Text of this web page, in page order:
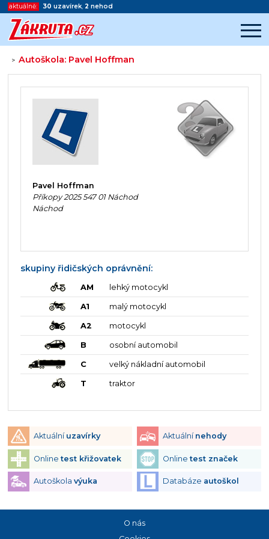
aktuálně: 30 uzavírek, 2 nehod
>Autoškola: Pavel Hoffman
Začátek reklamy
Konec reklamy
Pavel Hoffman
Příkopy 2025 547 01 Náchod
Náchod
skupiny řidičských oprávnění:
AM lehký motocykl
A1 malý motocykl
A2 motocykl
B osobní automobil
C velký nákladní automobil
T traktor
Aktuální uzavírky Aktuální nehody
Onlinetest křižovatek Onlinetest značek
Autoškola výuka Databáze autoškol
O nás